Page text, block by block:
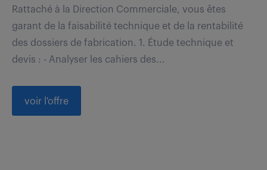
Rattaché à la Direction Commerciale, vous êtes
garant de la faisabilité technique et de la rentabilité
des dossiers de fabrication. 1. Étude technique et
devis : - Analyser les cahiers des...
voir l'offre